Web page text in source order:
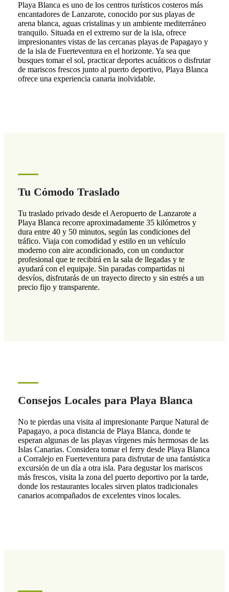
Playa Blanca es uno de los centros turísticos costeros más
encantadores de Lanzarote, conocido por sus playas de
arena blanca, aguas cristalinas y un ambiente mediterráneo
tranquilo. Situada en el extremo sur de la isla, ofrece
impresionantes vistas de las cercanas playas de Papagayo y
de la isla de Fuerteventura en el horizonte. Ya sea que
busques tomar el sol, practicar deportes acuáticos o disfrutar
de mariscos frescos junto al puerto deportivo, Playa Blanca
ofrece una experiencia canaria inolvidable.
Tu Cómodo Traslado
Tu traslado privado desde el Aeropuerto de Lanzarote a
Playa Blanca recorre aproximadamente 35 kilómetros y
dura entre 40 y 50 minutos, según las condiciones del
tráfico. Viaja con comodidad y estilo en un vehículo
moderno con aire acondicionado, con un conductor
profesional que te recibirá en la sala de llegadas y te
ayudará con el equipaje. Sin paradas compartidas ni
desvíos, disfrutarás de un trayecto directo y sin estrés a un
precio fijo y transparente.
Consejos Locales para Playa Blanca
No te pierdas una visita al impresionante Parque Natural de
Papagayo, a poca distancia de Playa Blanca, donde te
esperan algunas de las playas vírgenes más hermosas de las
Islas Canarias. Considera tomar el ferry desde Playa Blanca
a Corralejo en Fuerteventura para disfrutar de una fantástica
excursión de un día a otra isla. Para degustar los mariscos
más frescos, visita la zona del puerto deportivo por la tarde,
donde los restaurantes locales sirven platos tradicionales
canarios acompañados de excelentes vinos locales.